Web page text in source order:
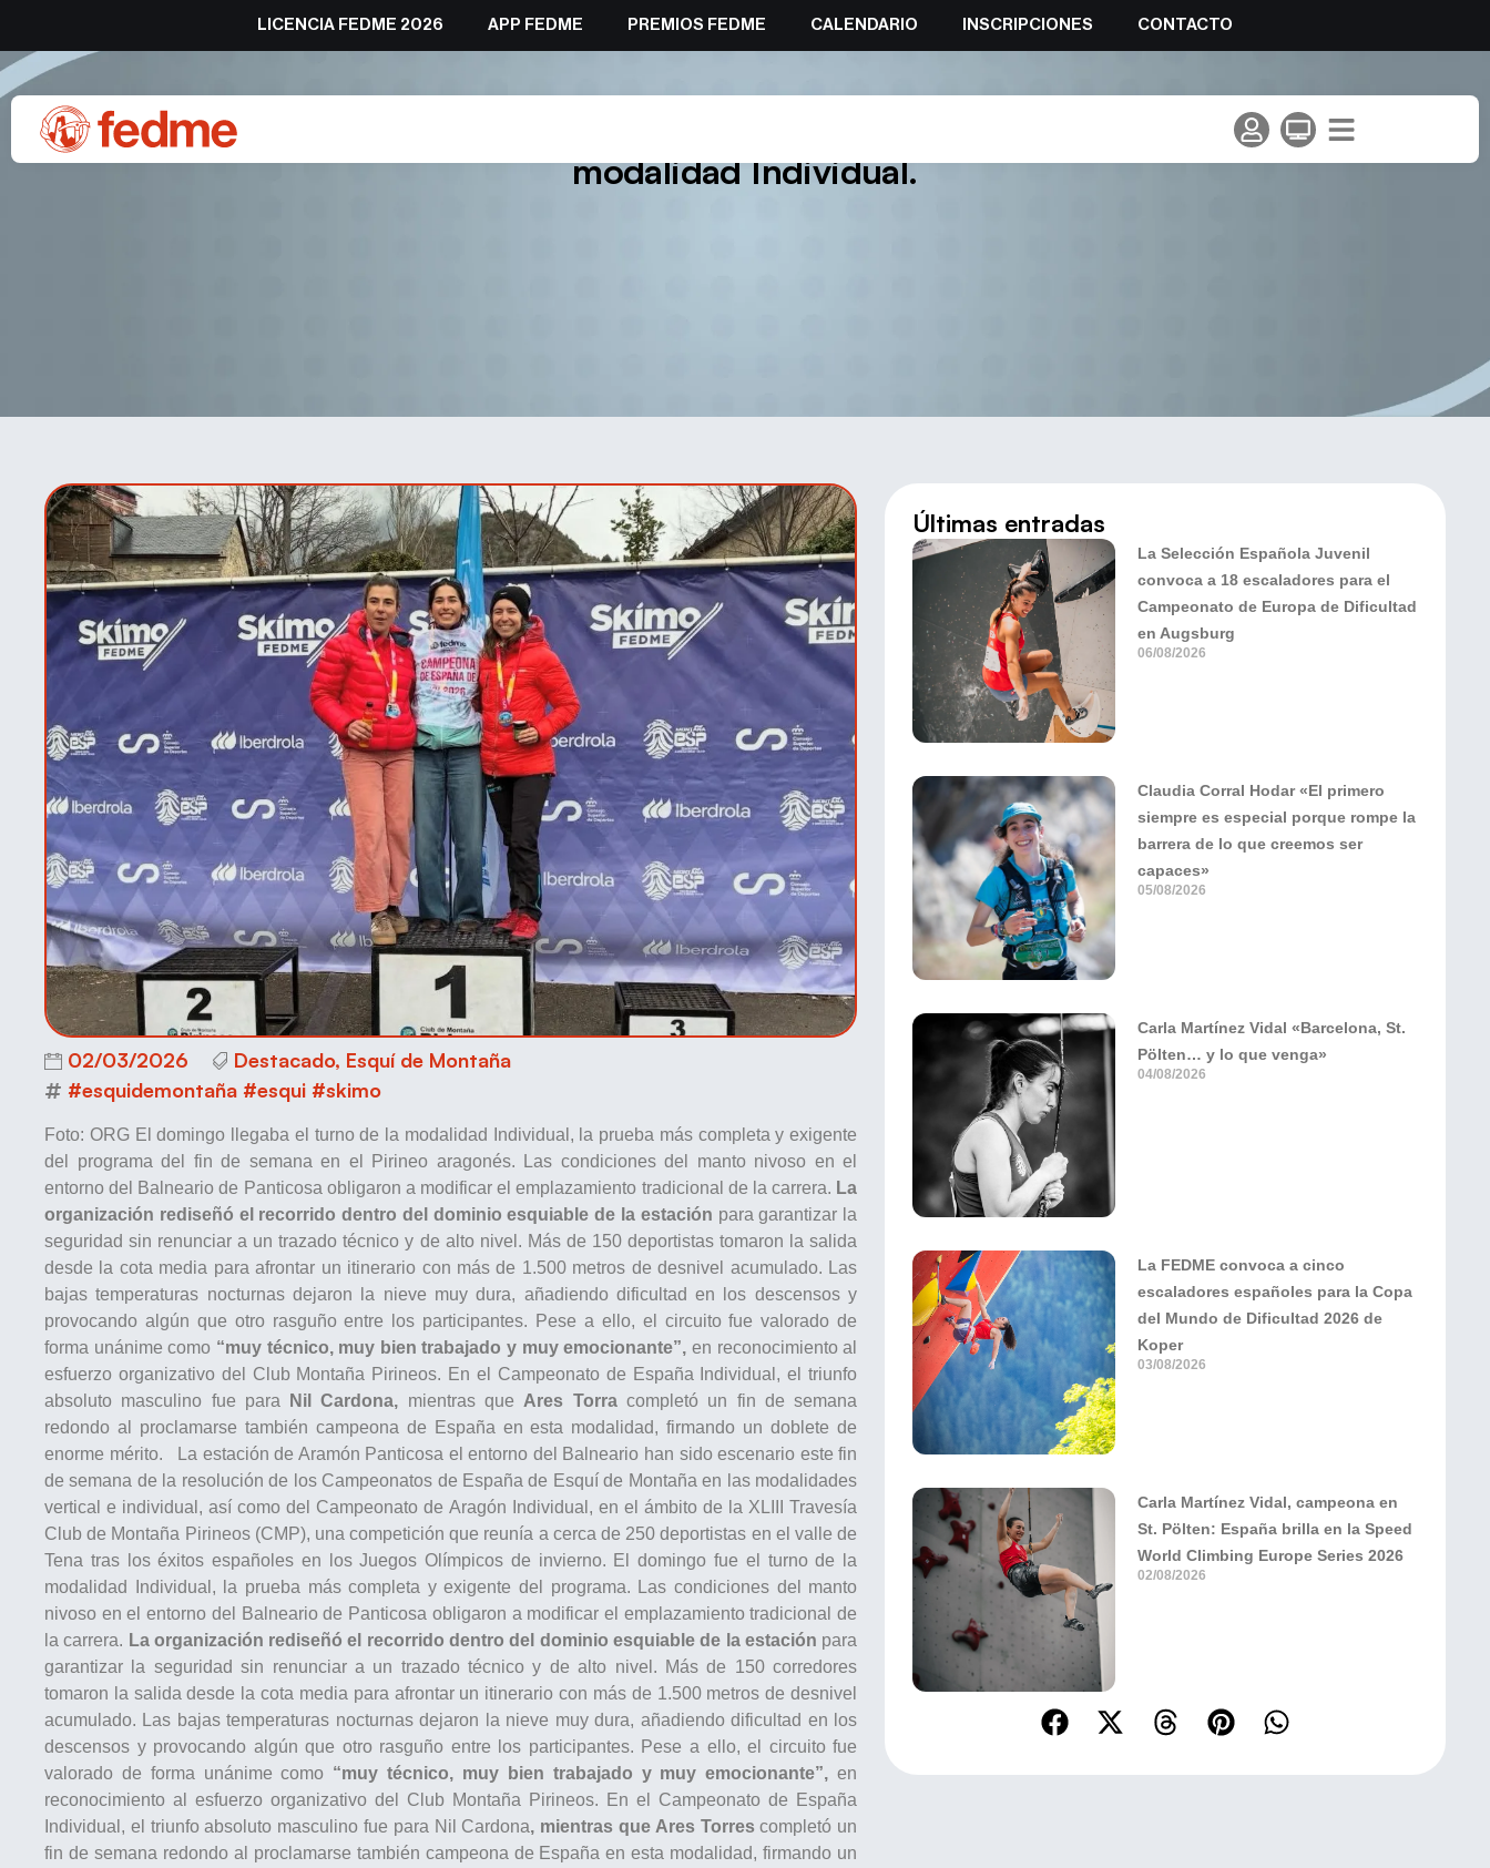
LICENCIA FEDME 2026 APP FEDME PREMIOS FEDME CALENDARIO INSCRIPCIONES CONTACTO
Ares Torra y Nil Cardona, campeona y campeón de España de Esquí de Montaña en la
modalidad Individual.
02/03/2026 Destacado, Esquí de Montaña
#esquidemontaña #esqui #skimo
Foto: ORG El domingo llegaba el turno de la modalidad Individual, la prueba más completa y exigente
del programa del fin de semana en el Pirineo aragonés. Las condiciones del manto nivoso en el
entorno del Balneario de Panticosa obligaron a modificar el emplazamiento tradicional de la carrera. La
organización rediseñó el recorrido dentro del dominio esquiable de la estación para garantizar la
seguridad sin renunciar a un trazado técnico y de alto nivel. Más de 150 deportistas tomaron la salida
desde la cota media para afrontar un itinerario con más de 1.500 metros de desnivel acumulado. Las
bajas temperaturas nocturnas dejaron la nieve muy dura, añadiendo dificultad en los descensos y
provocando algún que otro rasguño entre los participantes. Pese a ello, el circuito fue valorado de
forma unánime como “muy técnico, muy bien trabajado y muy emocionante”, en reconocimiento al
esfuerzo organizativo del Club Montaña Pirineos. En el Campeonato de España Individual, el triunfo
absoluto masculino fue para
Nil Cardona, mientras que Ares Torracompletó un fin de semana
redondo al proclamarse también campeona de España en esta modalidad, firmando un doblete de
enorme mérito. La estación de Aramón Panticosa el entorno del Balneario han sido escenario este fin
de semana de la resolución de los Campeonatos de España de Esquí de Montaña en las modalidades
vertical e individual, así como del Campeonato de Aragón Individual, en el ámbito de la XLIII Travesía
Club de Montaña Pirineos (CMP), una competición que reunía a cerca de 250 deportistas en el valle de
Tena tras los éxitos españoles en los Juegos Olímpicos de invierno. El domingo fue el turno de la
modalidad Individual, la prueba más completa y exigente del programa. Las condiciones del manto
nivoso en el entorno del Balneario de Panticosa obligaron a modificar el emplazamiento tradicional de
la carrera. La organización rediseñó el recorrido dentro del dominio esquiable de la estación para
garantizar la seguridad sin renunciar a un trazado técnico y de alto nivel. Más de 150 corredores
tomaron la salida desde la cota media para afrontar un itinerario con más de 1.500 metros de desnivel
acumulado. Las bajas temperaturas nocturnas dejaron la nieve muy dura, añadiendo dificultad en los
descensos y provocando algún que otro rasguño entre los participantes. Pese a ello, el circuito fue
valorado de forma unánime como “muy técnico, muy bien trabajado y muy emocionante”, en
reconocimiento al esfuerzo organizativo del Club Montaña Pirineos. En el Campeonato de España
Individual, el triunfo absoluto masculino fue para Nil Cardona, mientras que Ares Torrescompletó un
fin de semana redondo al proclamarse también campeona de España en esta modalidad, firmando un
Últimas entradas
La Selección Española Juvenil
convoca a 18 escaladores para el
Campeonato de Europa de Dificultad
en Augsburg
06/08/2026
Claudia Corral Hodar «El primero
siempre es especial porque rompe la
barrera de lo que creemos ser
capaces»
05/08/2026
Carla Martínez Vidal «Barcelona, St.
Pölten… y lo que venga»
04/08/2026
La FEDME convoca a cinco
escaladores españoles para la Copa
del Mundo de Dificultad 2026 de
Koper
03/08/2026
Carla Martínez Vidal, campeona en
St. Pölten: España brilla en la Speed
World Climbing Europe Series 2026
02/08/2026